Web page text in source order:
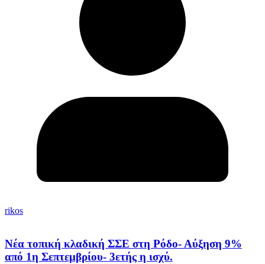
rikos
Νέα τοπική κλαδική ΣΣΕ στη Ρόδο- Αύξηση 9%
από 1η Σεπτεμβρίου- 3ετής η ισχύ.